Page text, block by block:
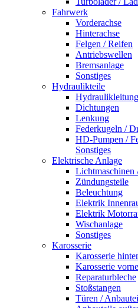
Fahrwerk
Vorderachse
Hinterachse
Felgen / Reifen
Antriebswellen
Bremsanlage
Sonstiges
Hydraulikteile
Dichtungen
Lenkung
Federkugeln /
HD-Pumpen /
Sonstiges
Elektrische Anlage
Lichtmaschinen
Zündungsteile
Beleuchtung
Elektrik
Elektrik
Wischanlage
Sonstiges
Karosserie
Karosserie
Karosserie vorne
Reparaturbleche
Stoßstangen
Türen /